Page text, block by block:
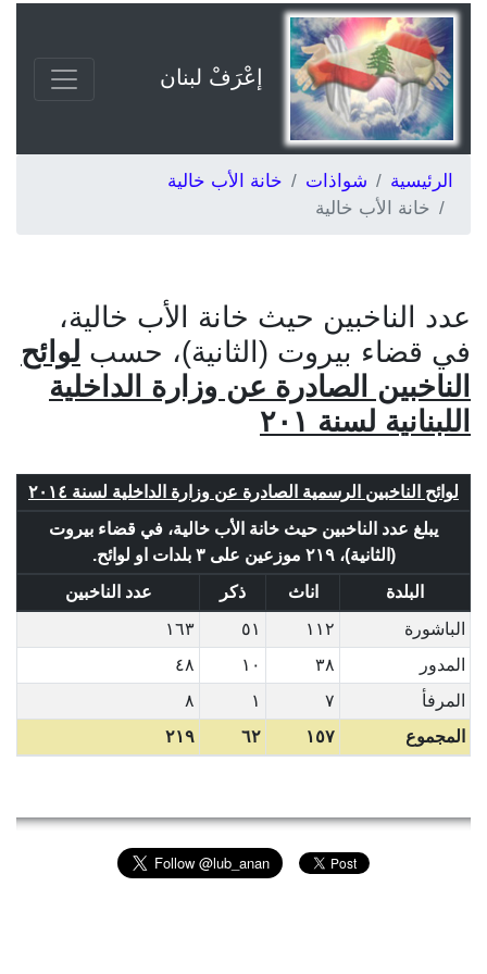
إعْرَفْ لبنان
الرئيسية شواذات
خانة الأب خالية
خانة الأب خالية
عدد الناخبين حيث خانة الأب خالية،
في قضاء بيروت (الثانية)، حسب لوائح
الناخبين الصادرة عن وزارة الداخلية
اللبنانية لسنة ٢٠١
لوائح الناخبين الرسمية الصادرة عن وزارة الداخلية لسنة ٢٠١٤
يبلغ عدد الناخبين حيث خانة الأب خالية، في قضاء بيروت
(الثانية)، ٢١٩ موزعين على ٣ بلدات او لوائح.
البلدة
اناث ذكر
عدد الناخبين
الباشورة
١١٢ ٥١
١٦٣
المدور
٣٨ ١٠
٤٨
المرفأ
٧ ١
٨
المجموع
١٥٧ ٦٢ ٢١٩